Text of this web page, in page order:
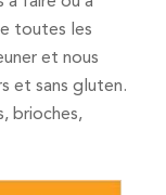
toutes les
et nous
et sans gluten.
brioches,